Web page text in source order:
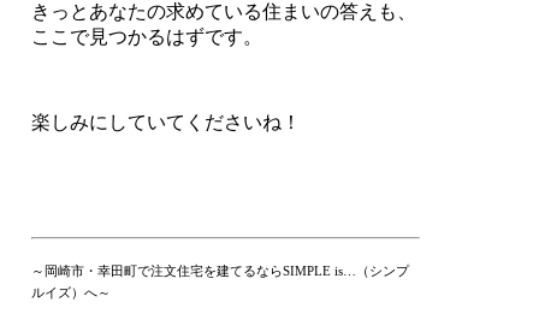
きっとあなたの求めている住まいの答えも、
ここで見つかるはずです。
楽しみにしていてくださいね！
～岡崎市・幸田町で注文住宅を建てるならSIMPLE is…（シンプ
ルイズ）へ～